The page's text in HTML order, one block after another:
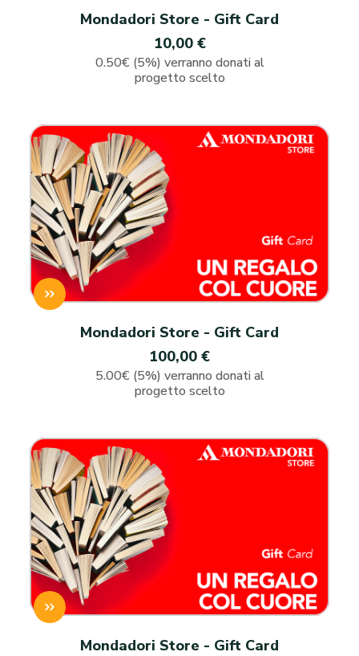
Mondadori Store - Gift Card
10,00 €
0.50€ (5%) verranno donati al
progetto scelto
Mondadori Store - Gift Card
100,00 €
5.00€ (5%) verranno donati al
progetto scelto
Mondadori Store - Gift Card